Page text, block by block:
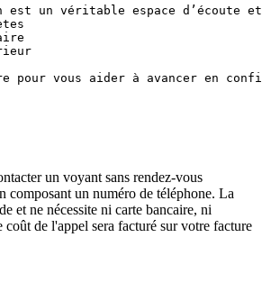
est un véritable espace d’écoute
pour vous aider à avancer en
un voyant sans rendez-vous
composant un numéro de téléphone. La
et ne nécessite ni carte bancaire, ni
de l'appel sera facturé sur votre facture